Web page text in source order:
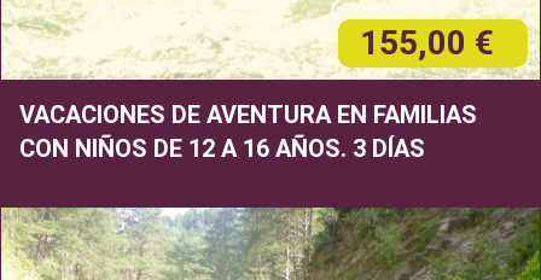
155,00 €
VACACIONES DE AVENTURA EN FAMILIAS
CON NIÑOS DE 12 A 16 AÑOS. 3 DÍAS